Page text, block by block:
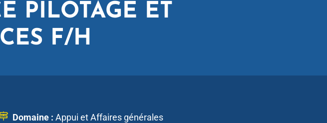
PILOTAGE ET
F/H
Domaine : Appui et Affaires générales